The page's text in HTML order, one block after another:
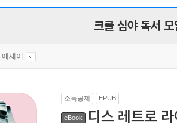
크클 심야 독서 모
세이
소득공제 EPUB
eBook 디스 레트로